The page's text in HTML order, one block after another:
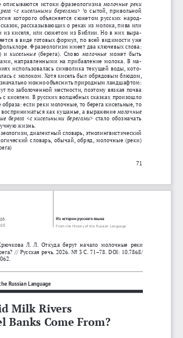
71
описываются истоки фразеологизма молочные реки
  <
с кисельными берегами> ‘о сытой, привольной
которого объясняется сюжетом русских народ-
сказок, рассказывающих о реках из молока, пива или
из киселя, или сюжетом из Библии. Но в них выра-
в виде готовых формул по всей видимости уже
. Фразеологизм имеет два ключевых слова:
) и кисельные
  (
берега). Слово молочные может быть
, направленными на прибавление молока. В ма-
использовалась символика текущей воды, кото-
с молоком Хотя кисель был обрядовым блюдом
можнообъяснитьприродным ландшафтом :
по заболоченной местности, поэтому вязкая почва
с киселем. В русских волшебных сказках произошло
образа: если реки молочные, то берега кисельные, то
восприниматься как кушанье а выражение молочные
берега
  <
с кисельными берегами> стало обозначать
жизнь.
, диалектный словарь, этнолингвистический
словарь, обычай, обряд, молочные
  (
реки)
)
From the History of the Russian Language
Из истории русского языка
Л. Л. Откуда берут начало молочные реки
? // Русская речь. 2026. No 3 С . 71–78. DOI: 10.7868/
Russian Language
Milk Rivers
Banks Come From?